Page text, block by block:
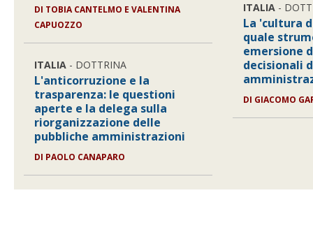
DI TOBIA CANTELMO E VALENTINA
CAPUOZZO
ITALIA - DOTTRINA
L'anticorruzione e la
trasparenza: le questioni
aperte e la delega sulla
riorganizzazione delle
pubbliche amministrazioni
DI PAOLO CANAPARO
ITALIA -
La 'cultura
quale
emersione
decisionali
DI GIACOMO